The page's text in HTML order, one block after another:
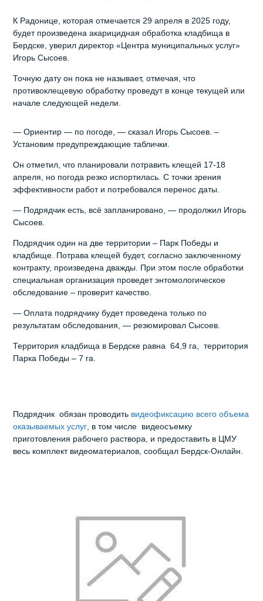
К Радонице, которая отмечается 29 апреля в 2025 году,
будет произведена акарицидная обработка кладбища в
Бердске, уверил директор «Центра муниципальных услуг»
Игорь Сысоев.
Точную дату он пока не называет, отмечая, что
противоклещевую обработку проведут в конце текущей или
начале следующей недели.
— Ориентир — по погоде, — сказал Игорь Сысоев. –
Установим предупреждающие таблички.
Он отметил, что планировали потравить клещей 17-18
апреля, но погода резко испортилась. С точки зрения
эффективности работ и потребовался перенос даты.
— Подрядчик есть, всё запланировано, — продолжил Игорь
Сысоев.
Подрядчик один на две территории – Парк Победы и
кладбище. Потрава клещей будет, согласно заключенному
контракту, произведена дважды. При этом после обработки
специальная организация проведет энтомологическое
обследование – проверит качество.
— Оплата подрядчику будет проведена только по
результатам обследования, — резюмировал Сысоев.
Территория кладбища в Бердске равна 64,9 га, территория
Парка Победы – 7 га.
Подрядчик обязан проводить видеофиксацию всего объема
оказываемых услуг, в том числе видеосъемку
приготовления рабочего раствора, и предоставить в ЦМУ
весь комплект видеоматериалов, сообщал Бердск-Онлайн.